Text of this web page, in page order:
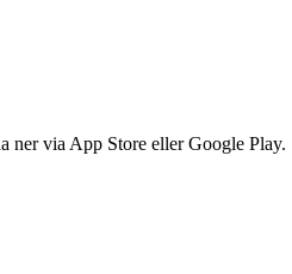
ner via App Store eller Google Play.